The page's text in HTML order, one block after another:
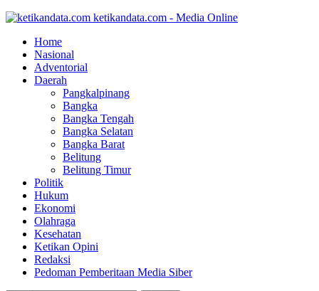
ketikandata.com - Media Online
Home
Nasional
Adventorial
Daerah
Pangkalpinang
Bangka
Bangka Tengah
Bangka Selatan
Bangka Barat
Belitung
Belitung Timur
Politik
Hukum
Ekonomi
Olahraga
Kesehatan
Ketikan Opini
Redaksi
Pedoman Pemberitaan Media Siber